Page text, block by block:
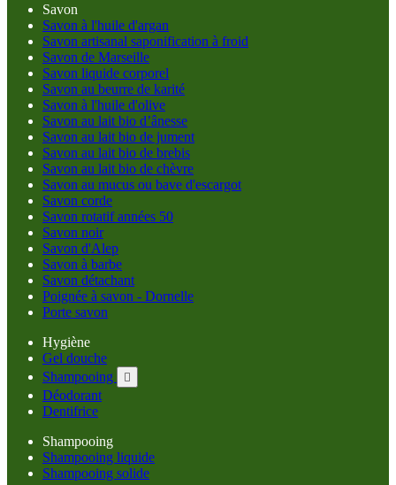
Savon
Savon à l'huile d'argan
Savon artisanal saponification à froid
Savon de Marseille
Savon liquide corporel
Savon au beurre de karité
Savon à l'huile d'olive
Savon au lait bio d’ânesse
Savon au lait bio de jument
Savon au lait bio de brebis
Savon au lait bio de chèvre
Savon au mucus ou bave d'escargot
Savon corde
Savon rotatif années 50
Savon noir
Savon d'Alep
Savon à barbe
Savon détachant
Poignée à savon - Dornelle
Porte savon
Hygiène
Gel douche
Shampooing

Déodorant
Dentifrice
Shampooing
Shampooing liquide
Shampooing solide